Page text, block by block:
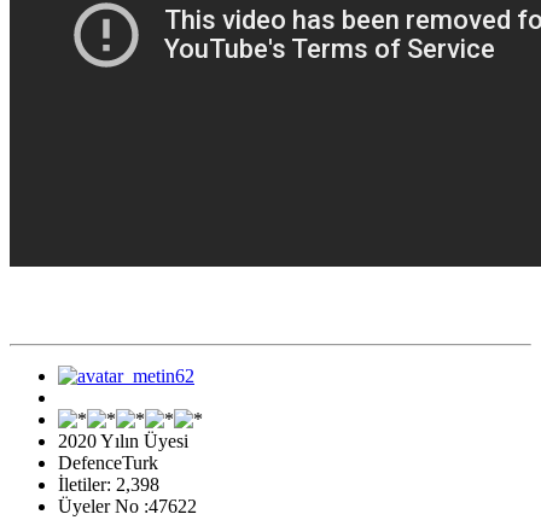
2020 Yılın Üyesi
DefenceTurk
İletiler: 2,398
Üyeler No :47622